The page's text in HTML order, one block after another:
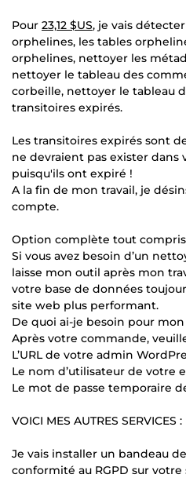
Pour 23,12 $US, je vais
orphelines, les tables
orphelines, nettoyer les
nettoyer le tableau des
corbeille, nettoyer le tableau
transitoires expirés.
Les transitoires expirés sont
ne devraient pas exister dans
puisqu'ils ont expiré !
A la fin de mon travail, je
compte.
Option complète tout
Si vous avez besoin d’un
laisse mon outil après mon
votre base de données
site web plus performant.
De quoi ai-je besoin pour mon
Après votre commande,
L’URL de votre admin
Le nom d’utilisateur de votre
Le mot de passe temporaire
VOICI MES AUTRES SERVICES :
Je vais installer un bandeau
conformité au RGPD sur